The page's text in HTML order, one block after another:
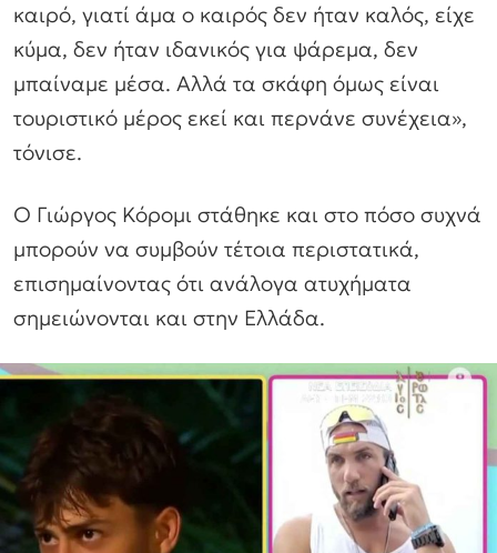
καιρό, γιατί άμα ο καιρός δεν ήταν καλός, είχε
κύμα, δεν ήταν ιδανικός για ψάρεμα, δεν
μπαίναμε μέσα. Αλλά τα σκάφη όμως είναι
τουριστικό μέρος εκεί και περνάνε συνέχεια»,
τόνισε.
Ο Γιώργος Κόρομι στάθηκε και στο πόσο συχνά
μπορούν να συμβούν τέτοια περιστατικά,
επισημαίνοντας ότι ανάλογα ατυχήματα
σημειώνονται και στην Ελλάδα.